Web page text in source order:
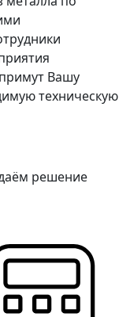
Вашу
техническую
решение